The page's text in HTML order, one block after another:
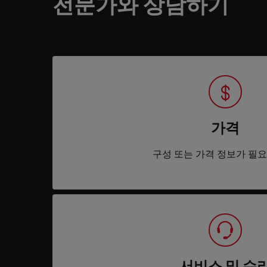
가격
구성 또는 가격 정보가 필